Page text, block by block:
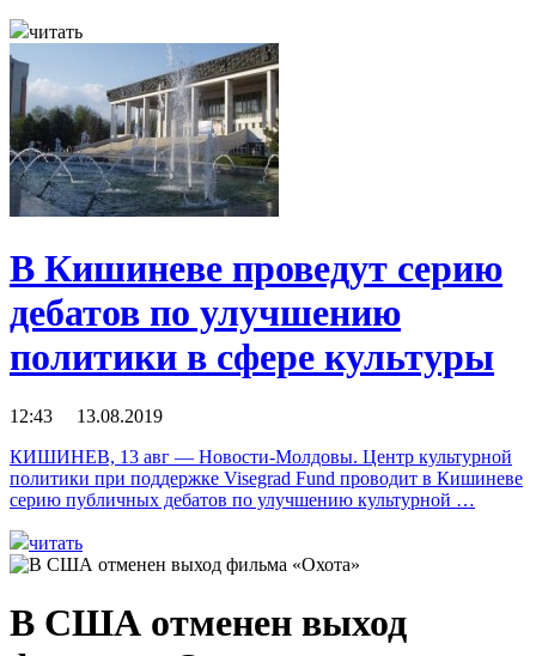
читать
В Кишиневе проведут серию
дебатов по улучшению
политики в сфере культуры
12:43 13.08.2019
КИШИНЕВ, 13 авг — Новости-Молдовы. Центр культурной
политики при поддержке Visegrad Fund проводит в Кишиневе
серию публичных дебатов по улучшению культурной …
читать
В США отменен выход